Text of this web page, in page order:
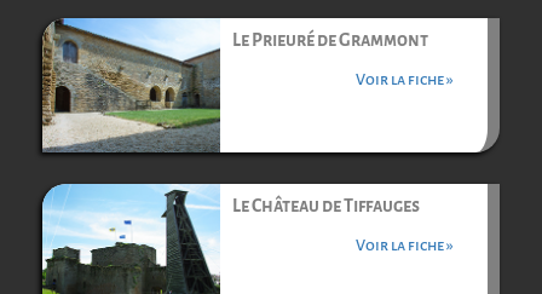
Le Prieuré de Grammont
Voir la fiche »
Le Château de Tiffauges
Voir la fiche »